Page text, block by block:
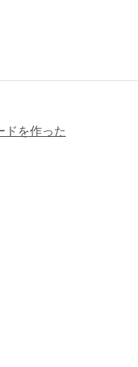
ドを作った